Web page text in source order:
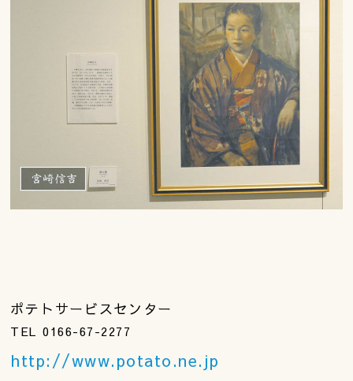
ポテトサービスセンター
TEL 0166-67-2277
http://www.potato.ne.jp